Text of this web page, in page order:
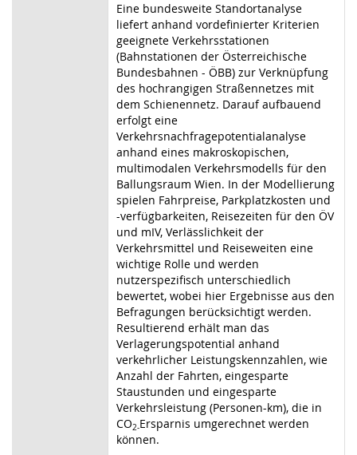
Eine bundesweite Standortanalyse
liefert anhand vordefinierter Kriterien
geeignete Verkehrsstationen
(Bahnstationen der Österreichische
Bundesbahnen - ÖBB) zur Verknüpfung
des hochrangigen Straßennetzes mit
dem Schienennetz. Darauf aufbauend
erfolgt eine
Verkehrsnachfragepotentialanalyse
anhand eines makroskopischen,
multimodalen Verkehrsmodells für den
Ballungsraum Wien. In der Modellierung
spielen Fahrpreise, Parkplatzkosten und
-verfügbarkeiten, Reisezeiten für den ÖV
und mIV, Verlässlichkeit der
Verkehrsmittel und Reiseweiten eine
wichtige Rolle und werden
nutzerspezifisch unterschiedlich
bewertet, wobei hier Ergebnisse aus den
Befragungen berücksichtigt werden.
Resultierend erhält man das
Verlagerungspotential anhand
verkehrlicher Leistungskennzahlen, wie
Anzahl der Fahrten, eingesparte
Staustunden und eingesparte
Verkehrsleistung (Personen-km), die in
CO2-Ersparnis umgerechnet werden
können.